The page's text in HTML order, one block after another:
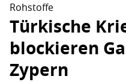
Rohstoffe
Türkische
blockieren
Zypern